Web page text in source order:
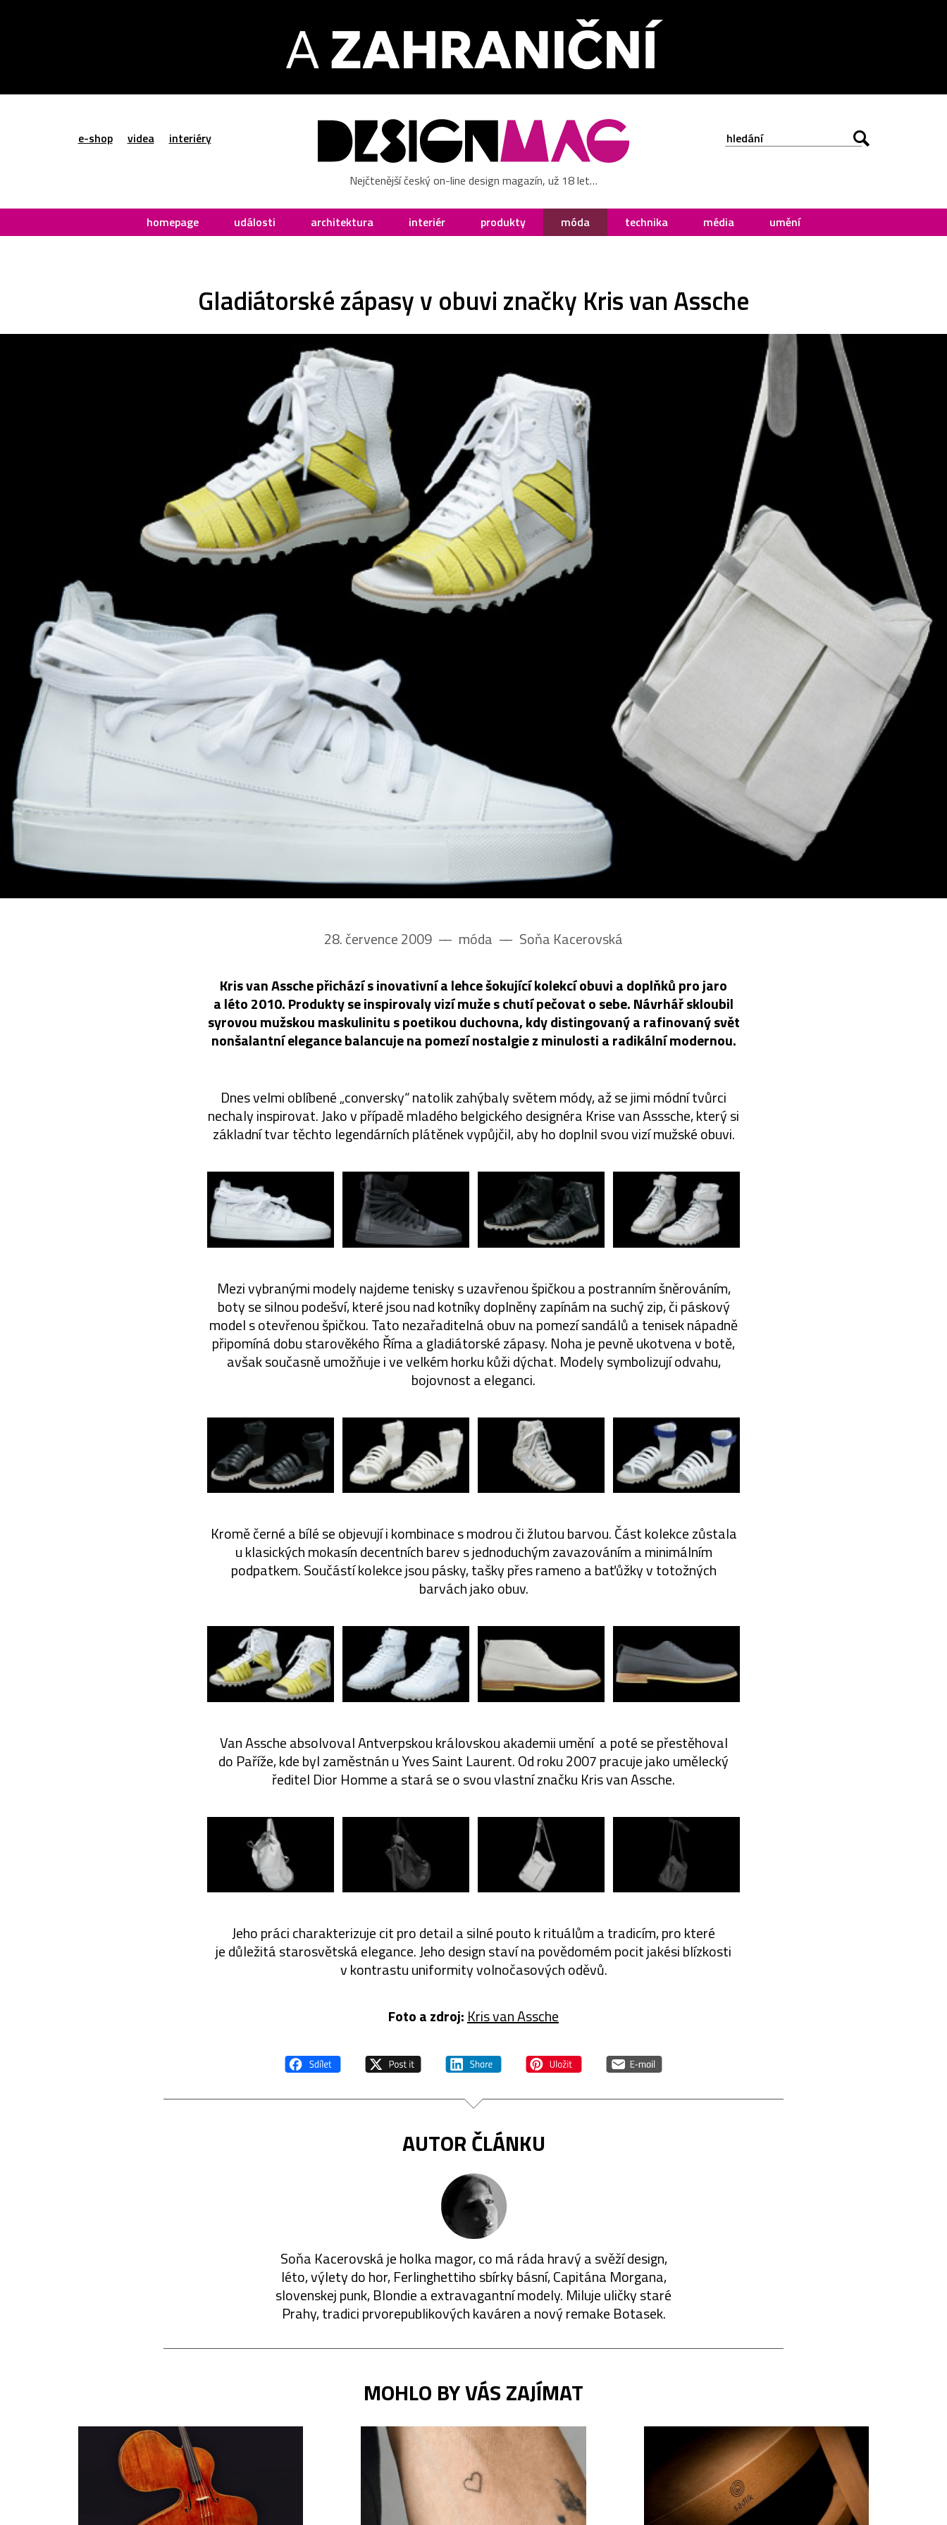
e-shop videa interiéry
Nejčtenější český on-line design magazín, už 18 let…
homepage události architektura interiér produkty móda technika média umění
Gladiátorské zápasy v obuvi značky Kris van Assche
28. července 2009 –– móda –– Soňa Kacerovská
Kris van Assche přichází s inovativní a lehce šokující kolekcí obuvi a doplňků pro jaro
a léto 2010. Produkty se inspirovaly vizí muže s chutí pečovat o sebe. Návrhář skloubil
syrovou mužskou maskulinitu s poetikou duchovna, kdy distingovaný a rafinovaný svět
nonšalantní elegance balancuje na pomezí nostalgie z minulosti a radikální modernou.
Dnes velmi oblíbené „conversky“ natolik zahýbaly světem módy, až se jimi módní tvůrci
nechaly inspirovat. Jako v případě mladého belgického designéra Krise van Asssche, který si
základní tvar těchto legendárních plátěnek vypůjčil, aby ho doplnil svou vizí mužské obuvi.
Mezi vybranými modely najdeme tenisky s uzavřenou špičkou a postranním šněrováním,
boty se silnou podešví, které jsou nad kotníky doplněny zapínám na suchý zip, či páskový
model s otevřenou špičkou. Tato nezařaditelná obuv na pomezí sandálů a tenisek nápadně
připomíná dobu starověkého Říma a gladiátorské zápasy. Noha je pevně ukotvena v botě,
avšak současně umožňuje i ve velkém horku kůži dýchat. Modely symbolizují odvahu,
bojovnost a eleganci.
Kromě černé a bílé se objevují i kombinace s modrou či žlutou barvou. Část kolekce zůstala
u klasických mokasín decentních barev s jednoduchým zavazováním a minimálním
podpatkem. Součástí kolekce jsou pásky, tašky přes rameno a baťůžky v totožných
barvách jako obuv.
Van Assche absolvoval Antverpskou královskou akademii umění a poté se přestěhoval
do Paříže, kde byl zaměstnán u Yves Saint Laurent. Od roku 2007 pracuje jako umělecký
ředitel Dior Homme a stará se o svou vlastní značku Kris van Assche.
Jeho práci charakterizuje cit pro detail a silné pouto k rituálům a tradicím, pro které
je důležitá starosvětská elegance. Jeho design staví na povědomém pocit jakési blízkosti
v kontrastu uniformity volnočasových oděvů.
Foto a zdroj: Kris van Assche
AUTOR ČLÁNKU
Soňa Kacerovská je holka magor, co má ráda hravý a svěží design,
léto, výlety do hor, Ferlinghettiho sbírky básní, Capitána Morgana,
slovenskej punk, Blondie a extravagantní modely. Miluje uličky staré
Prahy, tradici prvorepublikových kaváren a nový remake Botasek.
MOHLO BY VÁS ZAJÍMAT